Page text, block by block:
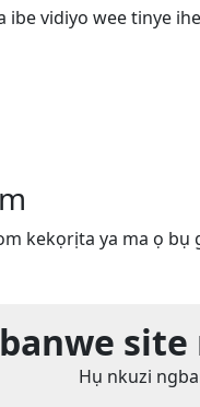
ibe vidiyo wee tinye
kekọrịta ya ma ọ bụ
Hụ nkuzi